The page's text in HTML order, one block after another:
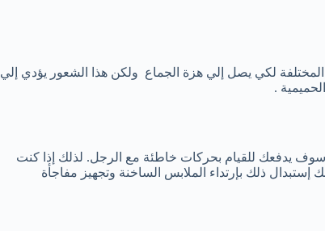
المختلفة لكي يصل إلي هزة الجماع ولكن هذا الشعور يؤدي إلي
.
سوف يدفعك للقيام بحركات خاطئة مع الرجل. لذلك إذا كنت
ذلك بإرتداء الملابس الساخنة وتجهيز مفاجأة